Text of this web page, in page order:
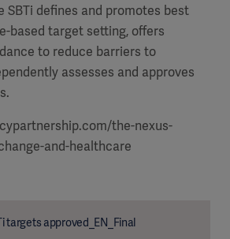
SBTi defines and promotes best
based target setting, offers
to reduce barriers to
assesses and approves
the-nexus-
and-healthcare
targets approved_EN_Final